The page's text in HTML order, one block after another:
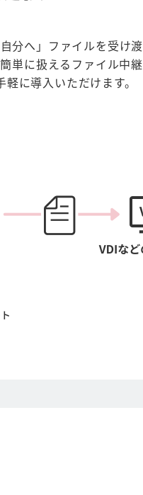
へ」ファイルを受け渡
単に扱えるファイル中
に導入いただけます。